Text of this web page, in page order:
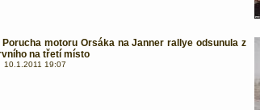
Porucha motoru Orsáka na Janner rallye odsunula z
na třetí místo
19:07